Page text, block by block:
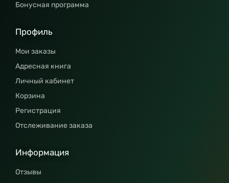
Бонусная программа
Профиль
Мои заказы
Адресная книга
Личный кабинет
Корзина
Регистрация
Отслеживание заказа
Информация
Отзывы